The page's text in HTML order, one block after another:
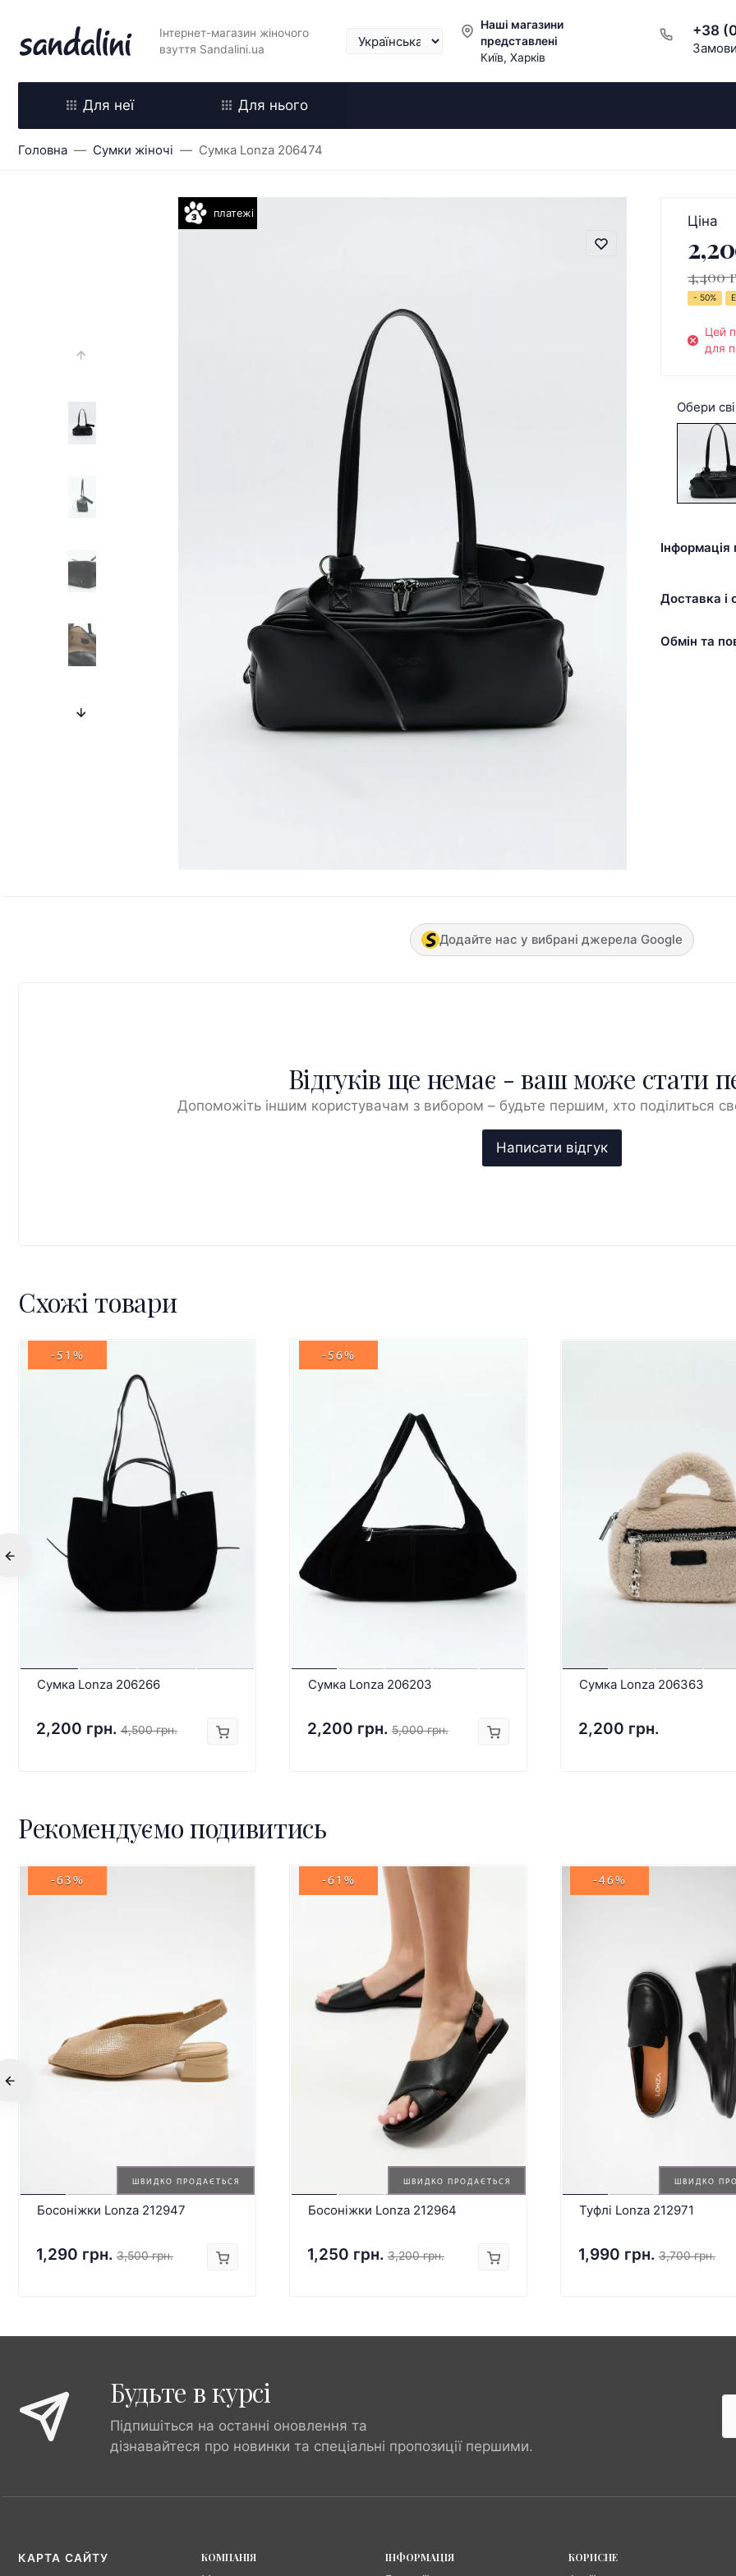
Інтернет-магазин жіночого
взуття Sandalini.ua
Наші магазини
представлені
Київ, Харків
+38
Для неї Для нього
Головна Сумки жіночі Сумка Lonza 206474
платежі Ціна
4,400
- 50%
Цей
для
Обери
Інформація
Доставка і
Обмін та
Додайте нас у вибрані джерела Google
Відгуків ще немає - ваш може стати
Допоможіть іншим користувачам з вибором – будьте першим, хто поділиться
Схожі товари
-51%
Сумка Lonza 206266
2,200 грн. 4,500 грн.
-56%
Сумка Lonza 206203
2,200 грн. 5,000 грн.
Сумка Lonza 206363
2,200 грн.
Рекомендуємо подивитись
ШВИДКО ПРОДАЄТЬСЯ
-63%
Босоніжки Lonza 212947
1,290 грн. 3,500 грн.
ШВИДКО ПРОДАЄТЬСЯ
-61%
Босоніжки Lonza 212964
1,250 грн. 3,200 грн.
ШВИДКО
-46%
Туфлі Lonza 212971
1,990 грн. 3,700 грн.
Будьте в курсі
Підпишіться на останні оновлення та
дізнавайтеся про новинки та спеціальні пропозиції першими.
КАРТА САЙТУ
КОМПАНІЯ
ІНФОРМАЦІЯ
КОРИСНЕ